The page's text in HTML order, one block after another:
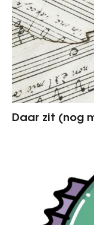
Daar zit (nog